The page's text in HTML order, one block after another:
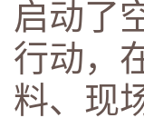
启动了
行动，
料、现